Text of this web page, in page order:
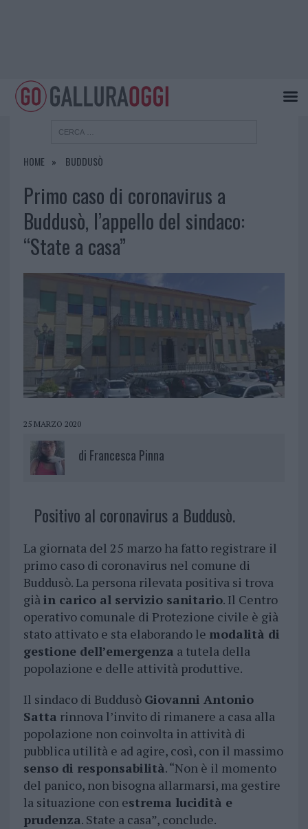
HOME BUDDUSÒ
Primo caso di coronavirus a
Buddusò, l’appello del sindaco:
“State a casa”
25 MARZO 2020
di Francesca Pinna
Positivo al coronavirus a Buddusò.
La giornata del 25 marzo ha fatto registrare il
primo caso di coronavirus nel comune di
Buddusò. La persona rilevata positiva si trova
giàin carico al servizio sanitario. Il Centro
operativo comunale di Protezione civile è già
stato attivato e sta elaborando le modalità di
gestione dell’emergenza a tutela della
popolazione e delle attività produttive.
Il sindaco di Buddusò Giovanni Antonio
Satta rinnova l’invito di rimanere a casa alla
popolazione non coinvolta in attività di
pubblica utilità e ad agire, così, con il massimo
senso di responsabilità. “Non è il momento
del panico, non bisogna allarmarsi, ma gestire
la situazione con estrema lucidità e
prudenza. State a casa”, conclude.